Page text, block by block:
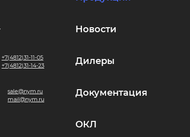
+7(4812)31-11-05
+7(4812)31-14-23
sale@nym.ru
mail@nym.ru
Новости
Дилеры
Документация
ОКЛ